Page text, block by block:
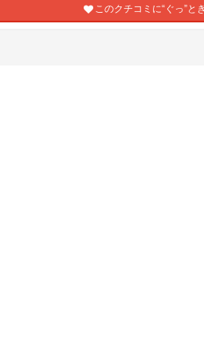
このクチコミに“ぐっ”と